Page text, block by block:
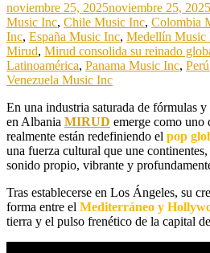
noviembre 25, 2025noviembre 25, 2025
Music Inc, Chile Music Inc, Colombia
Inc, España Music Inc, Medellín Music
Mirud, Mirud consolida su reinado
Latinoamérica, Panama Music Inc,
Venezuela Music Inc
En una industria saturada de fórmulas
en Albania MIRUD emerge como uno
realmente están redefiniendo el pop
una fuerza cultural que une
sonido propio, vibrante y
Tras establecerse en Los Ángeles, su
forma entre el Mediterráneo y
tierra y el pulso frenético de la capital